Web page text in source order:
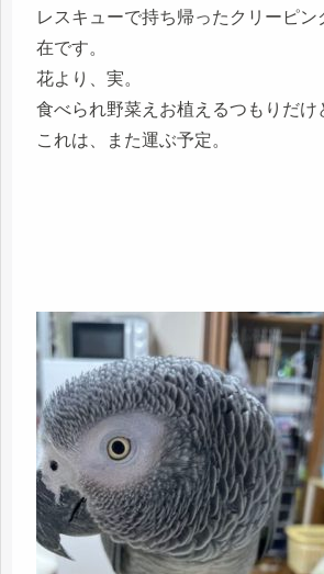
レスキューで持ち帰ったクリーピン
在です。
花より、実。
食べられ野菜えお植えるつもりだけ
これは、また運ぶ予定。